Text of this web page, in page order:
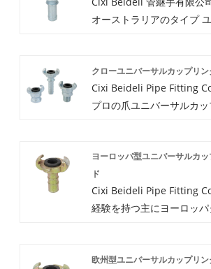
オーストラリアのタイプ
ニバーサルカップリングブ
造を専門としています。
工場があり、床面積は約
す。当社のアメリカンタ
カップリングブランクエン
ドイツ、イギリス、オー
ア、マレーシア、その他
クローユニバーサルカップリン
Cixi Beideli Pipe Fitting
プロの爪ユニバーサルカ
サービスを備えているた
バーサルカップリングを供
旧を歓迎します。顧客は
して、より良い未来を一
ヨーロッパ型ユニバーサルカ
ド
Cixi Beideli Pipe Fitting
経験を持つ主にヨーロッ
な品質と良い価格の追求に
欧州型ユニバーサルカップリン